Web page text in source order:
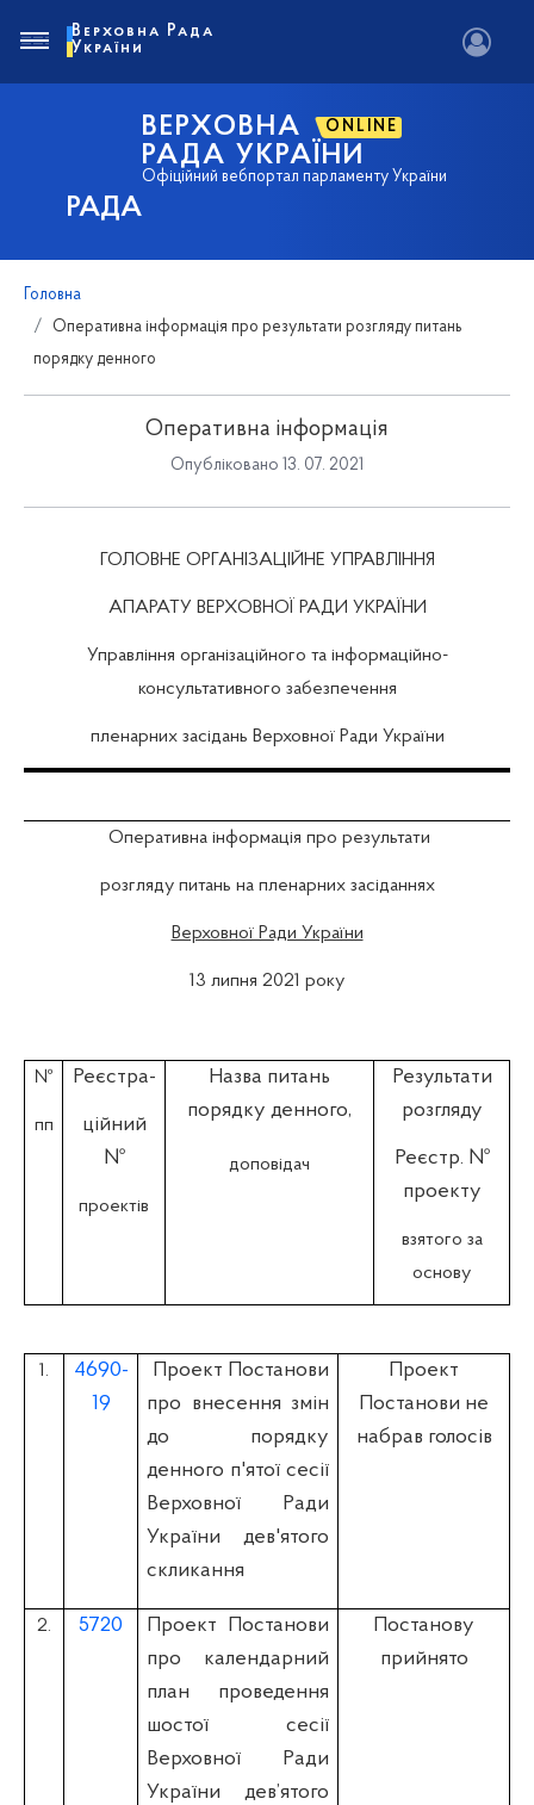
РАДА
ВЕРХОВНА ONLINE
РАДА УКРАЇНИ
Офіційний вебпортал парламенту України
Верховна Рада
України
Головна
Оперативна інформація про результати розгляду питань
порядку денного
Оперативна інформація
Опубліковано 13. 07. 2021
ГОЛОВНЕ ОРГАНІЗАЦІЙНЕ УПРАВЛІННЯ
АПАРАТУ ВЕРХОВНОЇ РАДИ УКРАЇНИ
Управління організаційного та інформаційно-
консультативного забезпечення
пленарних засідань Верховної Ради України
Оперативна інформація про результати
розгляду питань на пленарних засіданнях
Верховної Ради України
13 липня 2021 року
№
пп
Реєстра-
ційний
№
проектів
Назва питань
порядку денного,
доповідач
Результати
розгляду
Реєстр. №
проекту
взятого за
основу
1.
4690-
19
Проект Постанови
про внесення змін
до порядку
денного п'ятої сесії
Верховної Ради
України дев'ятого
скликання
Проект
Постанови не
набрав голосів
2. 5720
Проект Постанови
про календарний
план проведення
шостої сесії
Верховної Ради
України дев’ятого
Постанову
прийнято